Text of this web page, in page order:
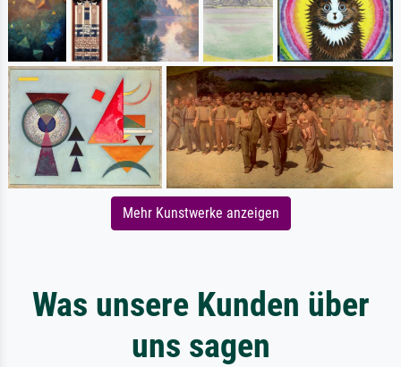
Mehr Kunstwerke anzeigen
Was unsere Kunden über
uns sagen